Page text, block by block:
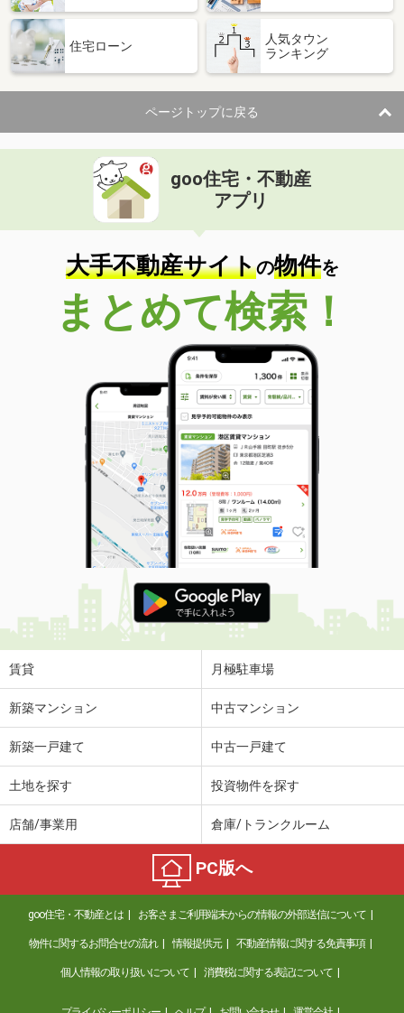
岩手県奥州市胆沢小山字北笹森
住 所
岩手県奥州市胆沢小山字北笹森
専有面積 50m²
間取り
2LDK
岩手県盛岡市本宮３
価 格
住 所
岩手県盛岡市本宮３
専有面積 42.57m²
間取り
1LDK
岩手県北上市若宮町１
価 格
4.90万円
岩手県北上市若宮町１
51.93m²
間取り
2DK
岩手県北上市上江釣子１９地割
価 格
5.30万円
住 所
岩手県北上市上江釣子１９地割
専有面積 57.02m²
間取り
2LDK
岩手県奥州市水沢真城字北塩加羅
価 格
4.15万円
住 所
岩手県奥州市水沢真城字北塩加羅
専有面積
岩手県花巻市諏訪町２
4.40万円
岩手県胆沢郡金ケ崎町西根杉土手
5.05万円
住 所
岩手県胆沢郡金ケ崎町西根杉土手
専有面積 57.02m²
間取り
2LDK
岩手県奥州市江刺杉ノ町
住宅ローン
人気タウン
ランキング
ページトップに戻る
goo住宅・不動産
アプリ
大手不動産サイトの物件を
まとめて検索！
賃貸 月極駐車場
新築マンション 中古マンション
新築一戸建て 中古一戸建て
土地を探す 投資物件を探す
店舗/事業用 倉庫/トランクルーム
PC版へ
goo住宅・不動産とは お客さまご利用端末からの情報の外部送信について
物件に関するお問合せの流れ 情報提供元 不動産情報に関する免責事項
個人情報の取り扱いについて 消費税に関する表記について